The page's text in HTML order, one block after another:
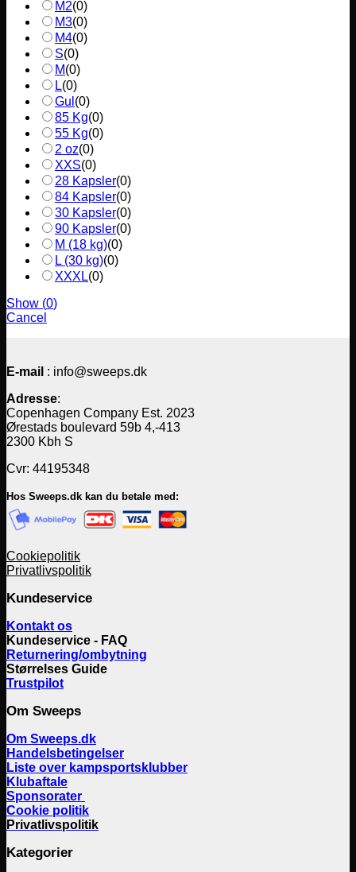
M2(0)
M3(0)
M4(0)
S(0)
M(0)
L(0)
Gul (0)
85 Kg(0)
55 Kg(0)
2 oz(0)
XXS(0)
28 Kapsler(0)
84 Kapsler(0)
30 Kapsler(0)
90 Kapsler(0)
M (18 kg)(0)
L (30 kg)(0)
XXXL(0)
Show (0)
Cancel
E-mail : info@sweeps.dk
Adresse:
Copenhagen Company Est. 2023
Ørestads boulevard 59b 4,-413
2300 Kbh S
Cvr: 44195348
Hos Sweeps.dk kan du betale med:
Cookiepolitik
Privatlivspolitik
Kundeservice
Kontakt os
Kundeservice - FAQ
Returnering/ombytning
Størrelses Guide
Trustpilot
Om Sweeps
Om Sweeps.dk
Handelsbetingelser
Liste over kampsportsklubber
Klubaftale
Sponsorater
Cookie politik
Privatlivspolitik
Kategorier